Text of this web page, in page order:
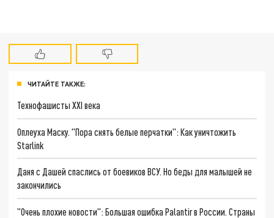
ЧИТАЙТЕ ТАКЖЕ:
Технофашисты XXI века
Оплеуха Маску. "Пора снять белые перчатки": Как уничтожить
Starlink
Даня с Дашей спаслись от боевиков ВСУ. Но беды для малышей не
закончились
"Очень плохие новости": Большая ошибка Palantir в России. Страны